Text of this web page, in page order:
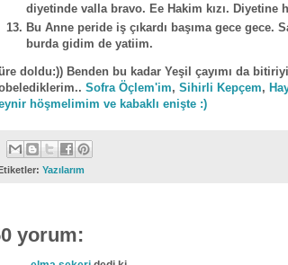
diyetinde valla bravo. Ee Hakim kızı. Diyetine
Bu Anne peride iş çıkardı başıma gece gece.
burda gidim de yatiim.
doldu:)) Benden bu kadar Yeşil çayımı da
Sofra Öçlem'im, Sihirli Kepçem,
höşmelimim ve kabaklı enişte :)
Yazılarım
yorum: